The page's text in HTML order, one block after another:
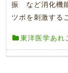
振 など消化機
ツボを刺激する
東洋医学あれ